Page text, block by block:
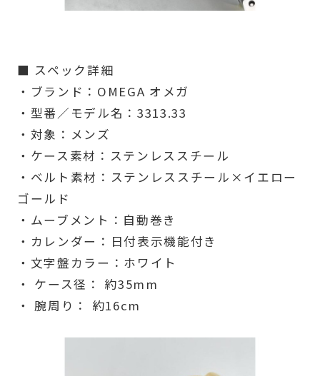
■ スペック詳細
・ブランド：OMEGA オメガ
・型番／モデル名：3313.33
・対象：メンズ
・ケース素材：ステンレススチール
・ベルト素材：ステンレススチール×イエロー
ゴールド
・ムーブメント：自動巻き
・カレンダー：日付表示機能付き
・文字盤カラー：ホワイト
・ ケース径： 約35mm
・ 腕周り： 約16cm